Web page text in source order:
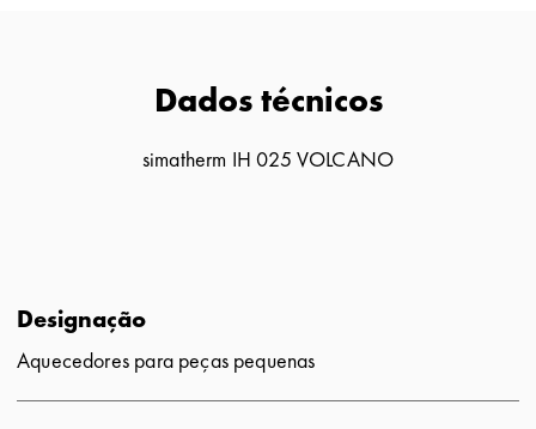
Dados técnicos
simatherm IH 025 VOLCANO
Designação
Aquecedores para peças pequenas